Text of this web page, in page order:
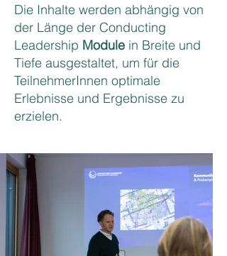
Die Inhalte werden abhängig von
der Länge der Conducting
Leadership Module in Breite und
Tiefe ausgestaltet, um für die
TeilnehmerInnen optimale
Erlebnisse und Ergebnisse zu
erzielen.